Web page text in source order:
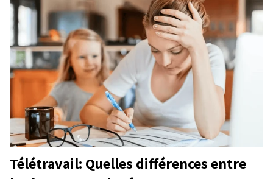
Télétravail: Quelles différences entre